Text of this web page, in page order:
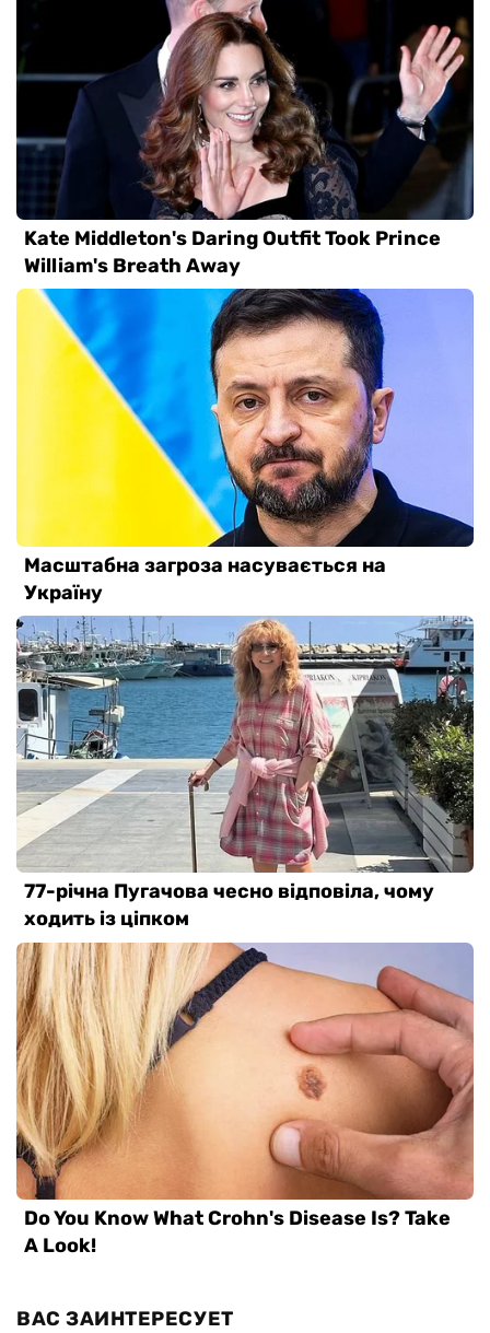
ВАС ЗАИНТЕРЕСУЕТ